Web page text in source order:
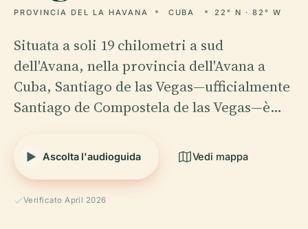
PROVINCIA DEL LA HAVANA CUBA 22° N · 82° W
Situata a soli 19 chilometri a sud
dell'Avana, nella provincia dell'Avana a
Cuba, Santiago de las Vegas—ufficialmente
Santiago de Compostela de las Vegas—è…
Ascolta l'audioguida Vedi mappa
Verificato April 2026